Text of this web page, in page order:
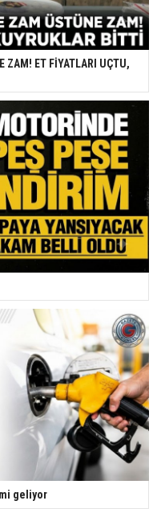
ZAM! ET FİYATLARI UÇTU,
geliyor